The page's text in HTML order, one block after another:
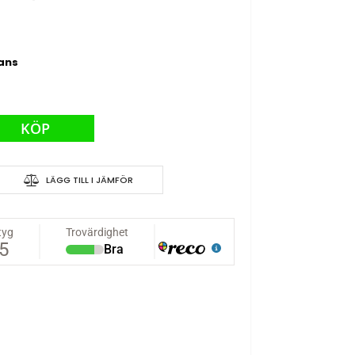
5C - RX-kontakt
KÖP
LÄGG TILL I JÄMFÖR